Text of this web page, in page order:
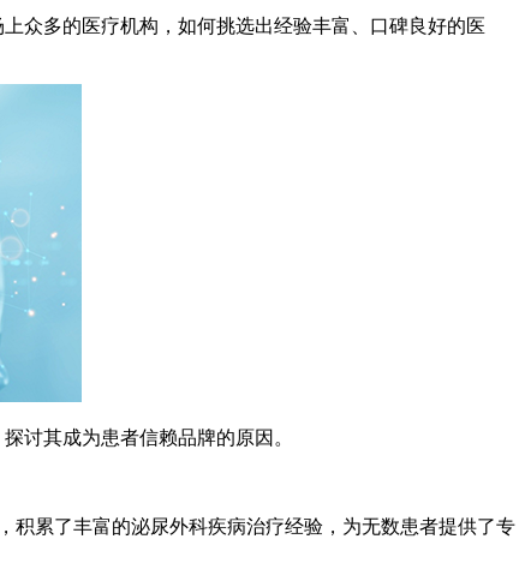
众多的医疗机构，如何挑选出经验丰富、口碑良好的医
讨其成为患者信赖品牌的原因。
累了丰富的泌尿外科疾病治疗经验，为无数患者提供了专